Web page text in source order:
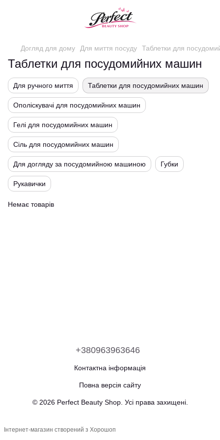
Догляд для дому Для миття посуду Таблетки для
Таблетки для посудомийних машин
Для ручного миття Таблетки для посудомийних машин
Ополіскувачі для посудомийних машин
Гелі для посудомийних машин
Сіль для посудомийних машин
Для догляду за посудомийною машиною Губки
Рукавички
Немає товарів
+380963963646
Контактна інформація
Повна версія сайту
© 2026 Perfect Beauty Shop. Усі права захищені.
Інтернет-магазин створений з Хорошоп